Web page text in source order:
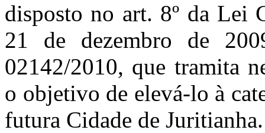
disposto no art. 8º da Lei
21 de dezembro de
02142/2010, que tramita
o objetivo de elevá-lo à
futura Cidade de Juritianha.